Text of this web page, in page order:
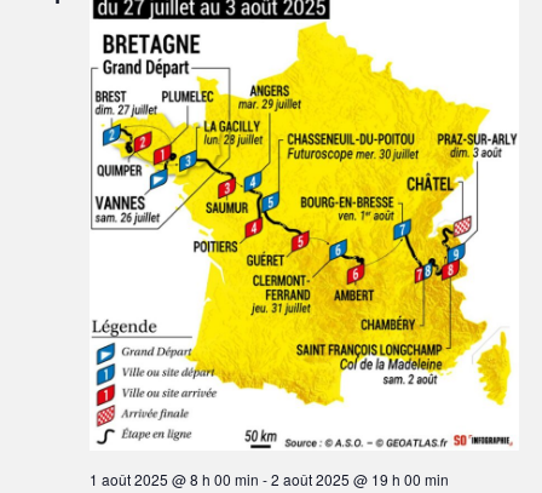
1 août 2025 @ 8 h 00 min -2 août 2025 @ 19 h 00 min